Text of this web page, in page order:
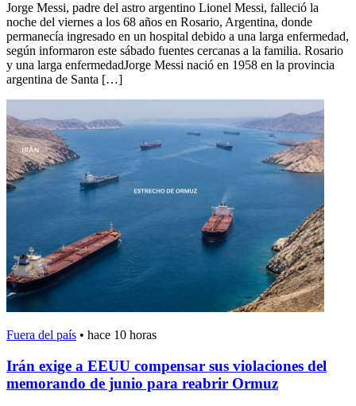
Jorge Messi, padre del astro argentino Lionel Messi, falleció la
noche del viernes a los 68 años en Rosario, Argentina, donde
permanecía ingresado en un hospital debido a una larga enfermedad,
según informaron este sábado fuentes cercanas a la familia. Rosario
y una larga enfermedadJorge Messi nació en 1958 en la provincia
argentina de Santa […]
Fuera del país • hace 10 horas
Irán exige a EEUU compensar sus violaciones del
memorando de junio para reabrir Ormuz